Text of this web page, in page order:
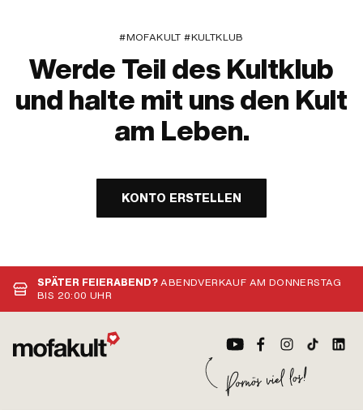
#MOFAKULT #KULTKLUB
Werde Teil des Kultklub
und halte mit uns den Kult
am Leben.
KONTO ERSTELLEN
SPÄTER FEIERABEND?ABENDVERKAUF AM DONNERSTAG
BIS 20:00 UHR